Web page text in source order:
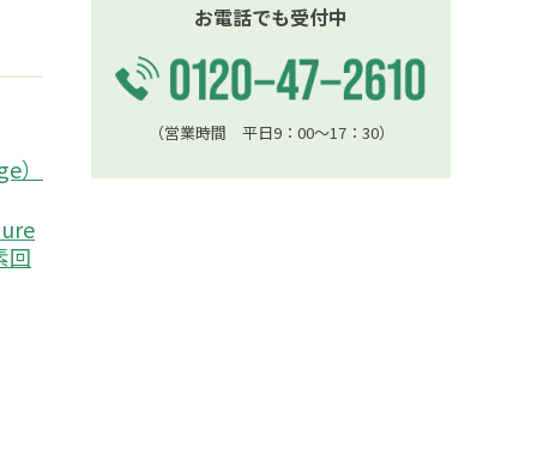
）
回
お電話でも受付中
（営業時間 平日9：00〜17：30）